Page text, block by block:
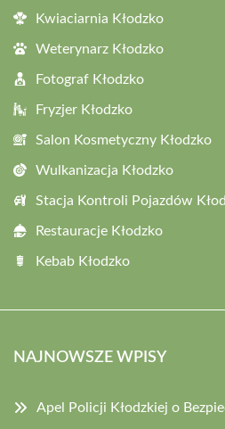
Kwiaciarnia Kłodzko
Weterynarz Kłodzko
Fotograf Kłodzko
Fryzjer Kłodzko
Salon Kosmetyczny Kłodzko
Wulkanizacja Kłodzko
Stacja Kontroli Pojazdów
Restauracje Kłodzko
Kebab Kłodzko
NAJNOWSZE WPISY
Apel Policji Kłodzkiej o